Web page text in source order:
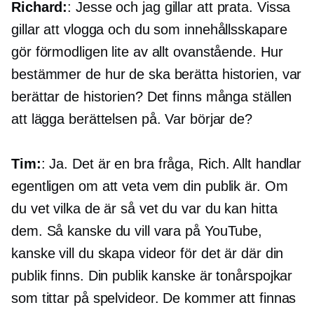
Richard:: Jesse och jag gillar att prata. Vissa
gillar att vlogga och du som innehållsskapare
gör förmodligen lite av allt ovanstående. Hur
bestämmer de hur de ska berätta historien, var
berättar de historien? Det finns många ställen
att lägga berättelsen på. Var börjar de?
Tim:: Ja. Det är en bra fråga, Rich. Allt handlar
egentligen om att veta vem din publik är. Om
du vet vilka de är så vet du var du kan hitta
dem. Så kanske du vill vara på YouTube,
kanske vill du skapa videor för det är där din
publik finns. Din publik kanske är tonårspojkar
som tittar på spelvideor. De kommer att finnas